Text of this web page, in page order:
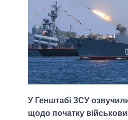
У Генштабі ЗСУ
щодо початку